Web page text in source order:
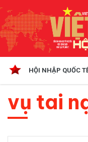
HỘI NHẬP QUỐC
vụ tai